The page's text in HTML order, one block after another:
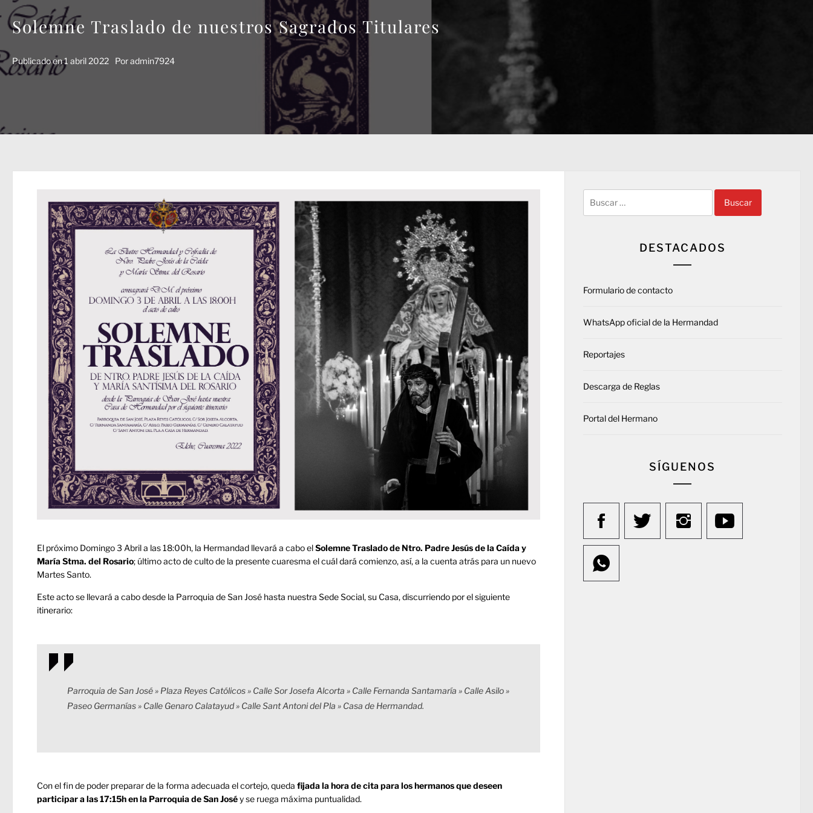
Solemne Traslado de nuestros Sagrados Titulares
Publicado en1 abril 2022 Poradmin7924
El próximo Domingo 3 Abril a las 18:00h, la Hermandad llevará a cabo elSolemne Traslado de Ntro. Padre Jesús de la Caída y
María Stma. del Rosario; último acto de culto de la presente cuaresma el cuál dará comienzo, así, a la cuenta atrás para un nuevo
Martes Santo.
Este acto se llevará a cabo desde la Parroquia de San José hasta nuestra Sede Social, su Casa, discurriendo por el siguiente
itinerario:
Parroquia de San José » Plaza Reyes Católicos » Calle Sor Josefa Alcorta » Calle Fernanda Santamaría » Calle Asilo »
Paseo Germanías » Calle Genaro Calatayud » Calle Sant Antoni del Pla » Casa de Hermandad.
Con el fin de poder preparar de la forma adecuada el cortejo, queda fijada la hora de cita para los hermanos que deseen
participar a las 17:15h en la Parroquia de San Joséy se ruega máxima puntualidad.
DESTACADOS
Formulario de contacto
WhatsApp oficial de la Hermandad
Reportajes
Descarga de Reglas
Portal del Hermano
SÍGUENOS